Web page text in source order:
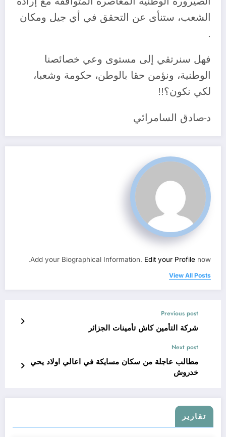
الشعب، ستنأى عن التحقق في أي جيل ومكان
.
فهل سنرتقي إلى مستوى وعي خصائصنا
الوطنية، ونؤمن حقا بالوطن، حكومة وشعبا،
لكي نكون؟!!
د-صادق السامرائي
Add your Biographical Information. Edit your Profile now.
View All Posts
Previous post
شركة التأمين كاش تأمينات الجزائر
Next post
مطالب عاجلة من سكان مسايكة في اعالي اولاد يحي
خدروش
تقارير